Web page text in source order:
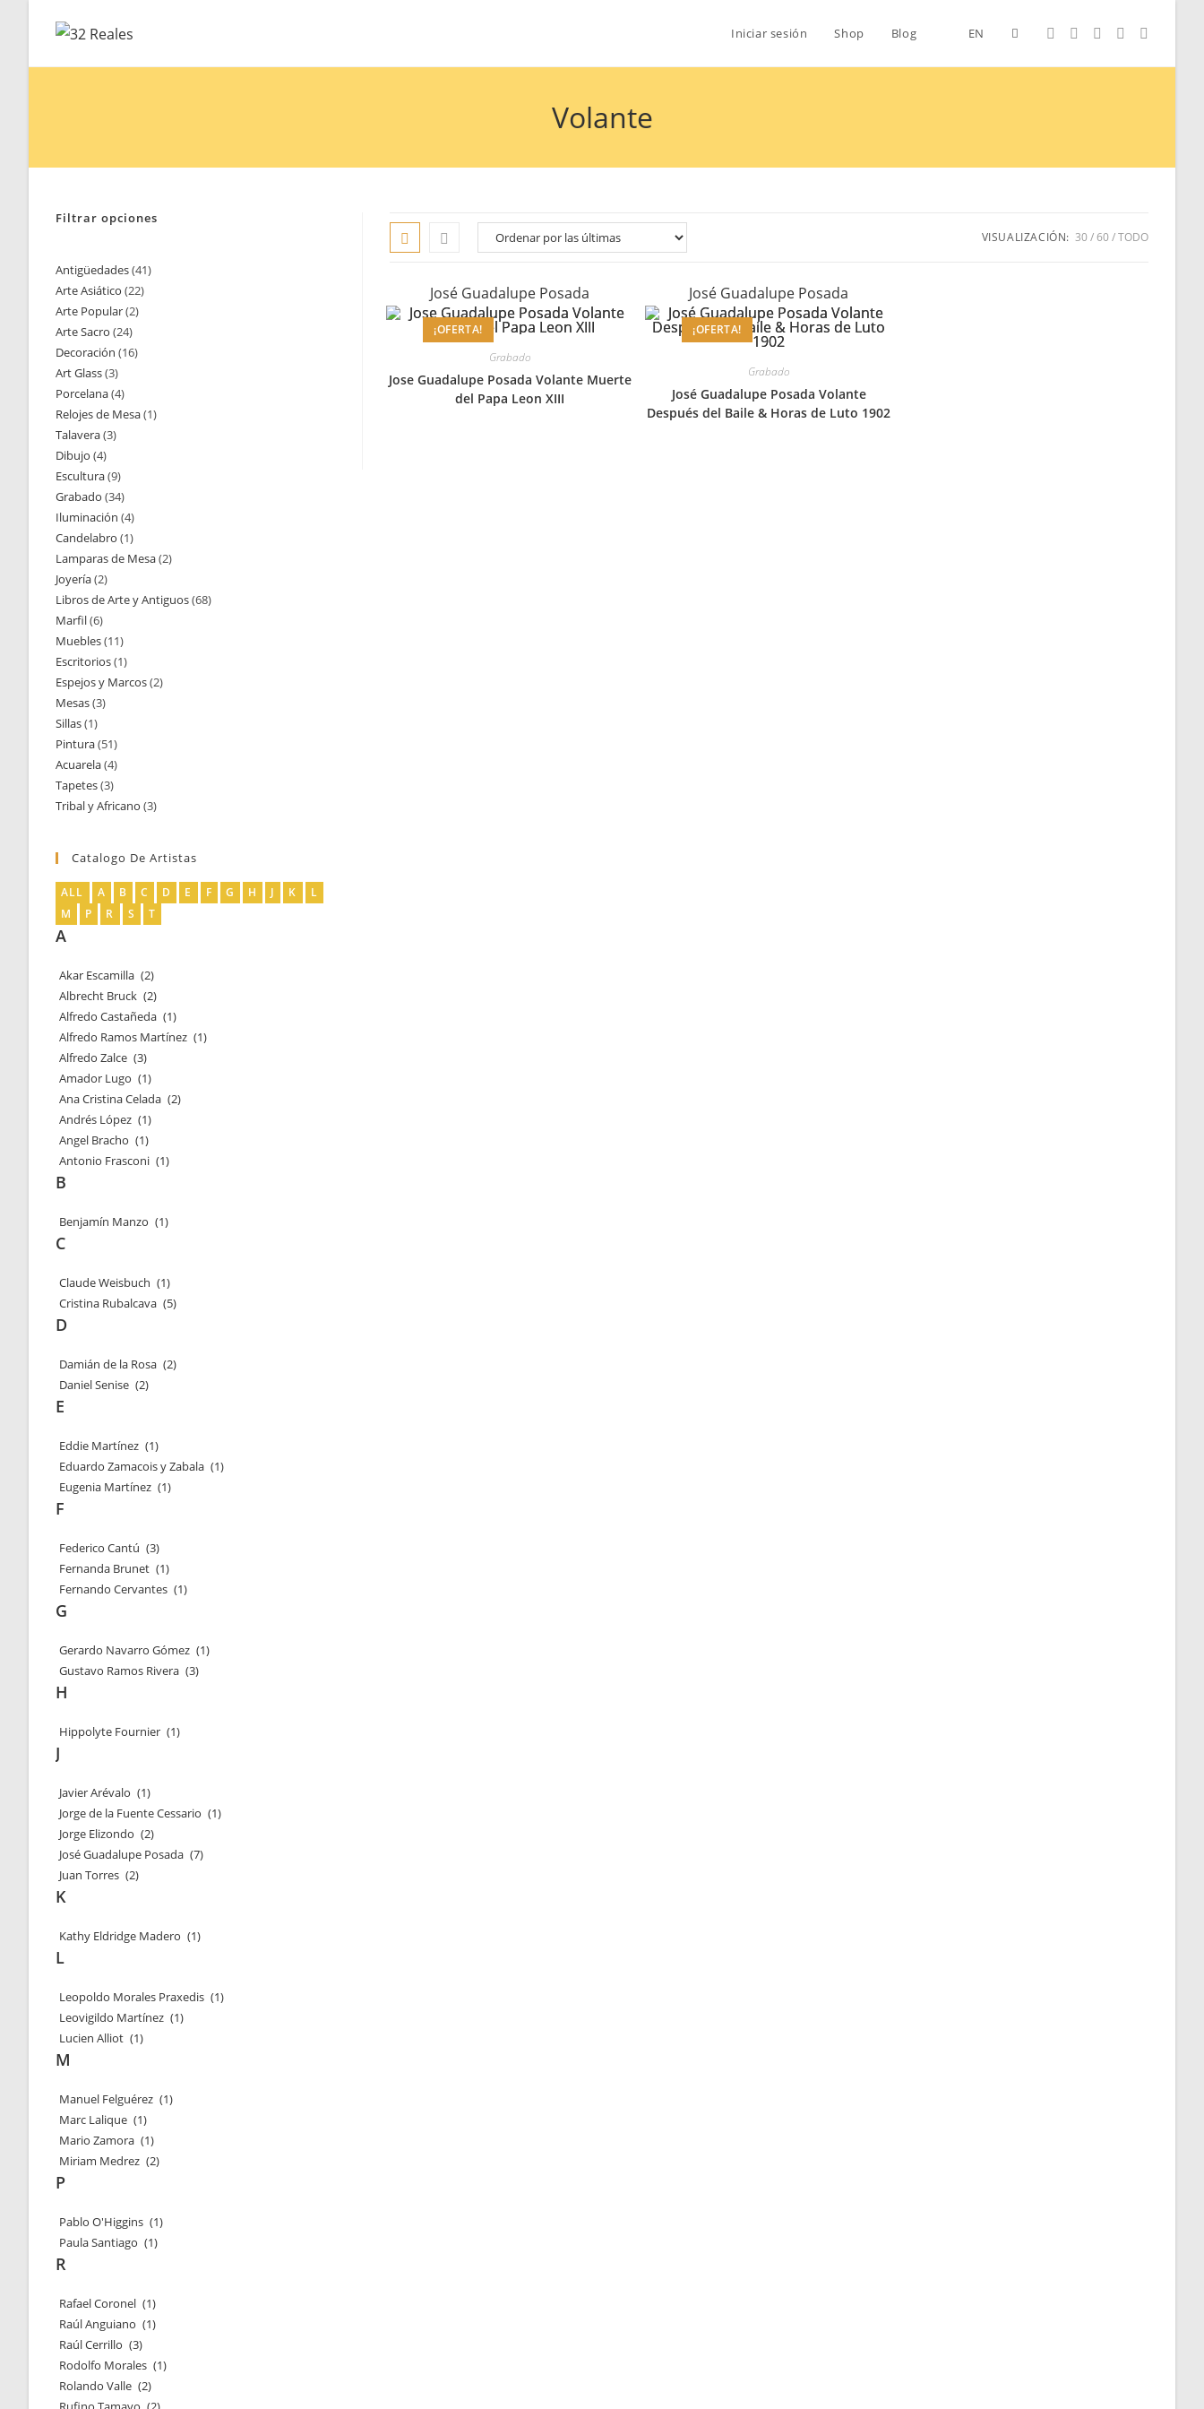
Iniciar sesión Shop Blog EN Alternar
de
la
Volante
VISUALIZACIÓN: 30 60 TODO
José Guadalupe Posada
¡OFERTA!
Grabado
Jose Guadalupe Posada Volante Muerte
del Papa Leon XIII
José Guadalupe Posada
¡OFERTA!
Grabado
José Guadalupe Posada Volante
Después del Baile & Horas de Luto 1902
Filtrar opciones
Antigüedades 4141
Arte Asiático 2222
Arte Popular 22
Arte Sacro 2424
productos
Decoración 1616
Art Glass 33
productos
Porcelana 44
productos
Relojes de Mesa 11
Talavera 33
Dibujo 44
productos
Escultura 99
productos
Grabado 3434
productos
Iluminación 44
productos
Candelabro 11
producto
Lamparas de Mesa 22
Joyería 22
productos
Libros de Arte y Antiguos 6868
Marfil 66
productos
Muebles 1111
productos
Escritorios 11
producto
Espejos y Marcos 22
Mesas 33
Sillas 11
producto
Pintura 5151
productos
Acuarela 44
productos
Tapetes 33
productos
Tribal y Africano 33
Catalogo De Artistas
ALL A B C D E F G H J K
L
M
P R S T
A
Akar Escamilla (2)
Albrecht Bruck (2)
Alfredo Castañeda (1)
Alfredo Ramos Martínez (1)
Alfredo Zalce (3)
Amador Lugo (1)
Ana Cristina Celada (2)
Andrés López (1)
Angel Bracho (1)
Antonio Frasconi (1)
B
Benjamín Manzo (1)
C
Claude Weisbuch (1)
Cristina Rubalcava (5)
D
Damián de la Rosa (2)
Daniel Senise (2)
E
Eddie Martínez (1)
Eduardo Zamacois y Zabala (1)
Eugenia Martínez (1)
F
Federico Cantú (3)
Fernanda Brunet (1)
Fernando Cervantes (1)
G
Gerardo Navarro Gómez (1)
Gustavo Ramos Rivera (3)
H
Hippolyte Fournier (1)
J
Javier Arévalo (1)
Jorge de la Fuente Cessario (1)
Jorge Elizondo (2)
José Guadalupe Posada (7)
Juan Torres (2)
K
Kathy Eldridge Madero (1)
L
Leopoldo Morales Praxedis (1)
Leovigildo Martínez (1)
Lucien Alliot (1)
M
Manuel Felguérez (1)
Marc Lalique (1)
Mario Zamora (1)
Miriam Medrez (2)
P
Pablo O'Higgins (1)
Paula Santiago (1)
R
Rafael Coronel (1)
Raúl Anguiano (1)
Raúl Cerrillo (3)
Rodolfo Morales (1)
Rolando Valle (2)